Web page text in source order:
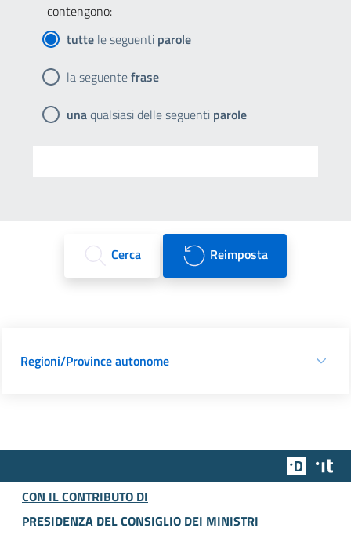
contengono:
tutte le seguenti parole
la seguentefrase
unaqualsiasi delle seguenti parole
Cerca Reimposta
Regioni/Province autonome
Team
CON IL CONTRIBUTO DI
PRESIDENZA DEL CONSIGLIO DEI MINISTRI